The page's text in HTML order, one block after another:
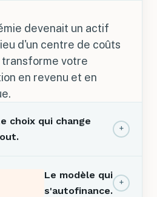
devenait un actif
d'un centre de coûts
transforme votre
en revenu et en
choix qui change
+
Le modèle qui
s'autofinance.
+